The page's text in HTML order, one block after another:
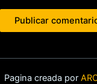
Pagina creada por